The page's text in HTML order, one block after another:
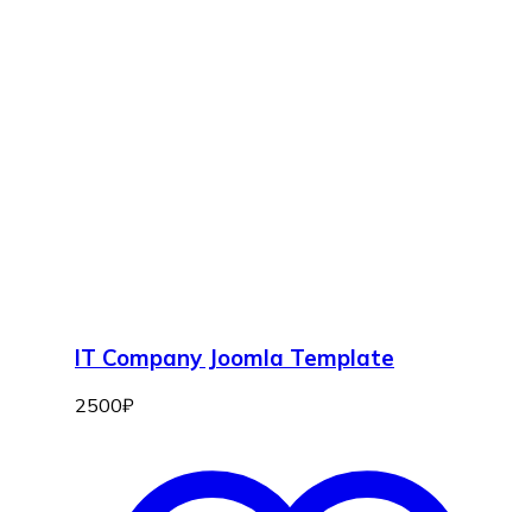
IT Company Joomla Template
2500₽